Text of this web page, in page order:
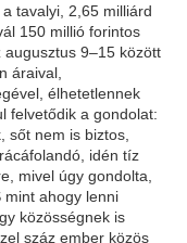
tavalyi, 2,65 milliárd
150 millió forintos
9–15 között
áraival,
élhetetlennek
felvetődik a gondolat:
sőt nem is biztos,
idén tíz
mivel úgy gondolta,
mint ahogy lenni
közösségnek is
száz ember közös